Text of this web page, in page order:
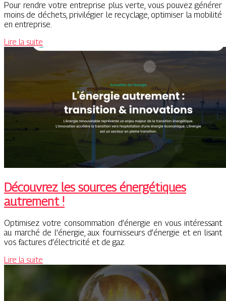
Pour rendre votre entreprise plus verte, vous pouvez générer
moins de déchets, privilégier le recyclage, optimiser la mobilité
en entreprise.
Lire la suite
Découvrez les sources énergétiques
autrement !
Optimisez votre consommation d’énergie en vous intéressant
au marché de l’énergie, aux fournisseurs d’énergie et en lisant
vos factures d’électricité et de gaz.
Lire la suite